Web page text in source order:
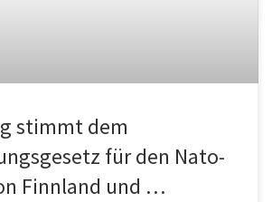
stimmt dem
für den Nato-
Finnland und …